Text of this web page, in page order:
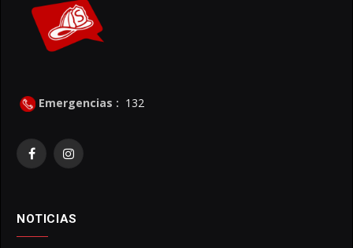
Emergencias : 132
FacebookInstagram
NOTICIAS